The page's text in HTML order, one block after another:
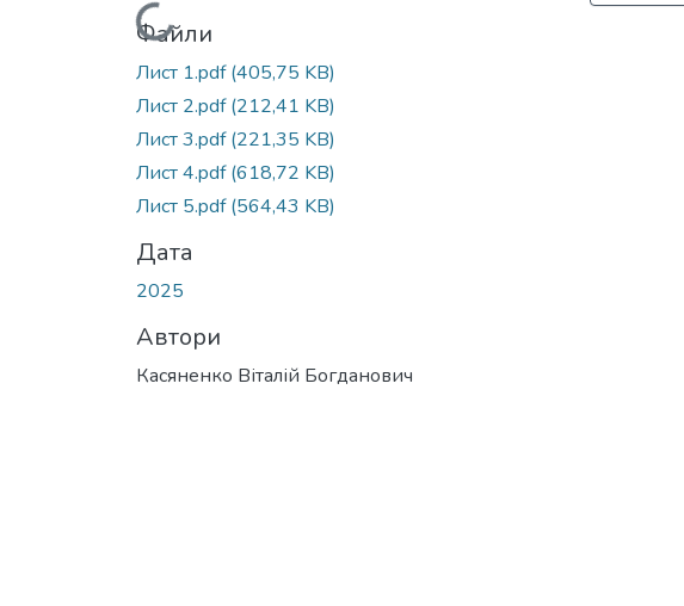
Вантажиться...
Файли
Лист 1.pdf(405,75 KB)
Лист 2.pdf(212,41 KB)
Лист 3.pdf(221,35 KB)
Лист 4.pdf(618,72 KB)
Лист 5.pdf(564,43 KB)
Дата
2025
Автори
Касяненко Віталій Богданович